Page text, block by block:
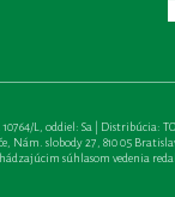
L, oddiel: Sa | Distribúcia:
Nám. slobody 27, 810 05
súhlasom vedenia